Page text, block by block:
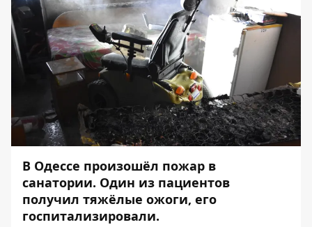
В Одессе произошёл пожар в
санатории. Один из пациентов
получил тяжёлые ожоги, его
госпитализировали.